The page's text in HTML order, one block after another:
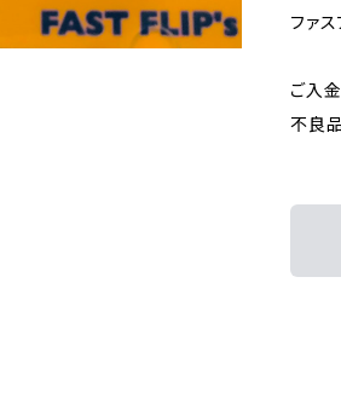
ファス
ご入
不良